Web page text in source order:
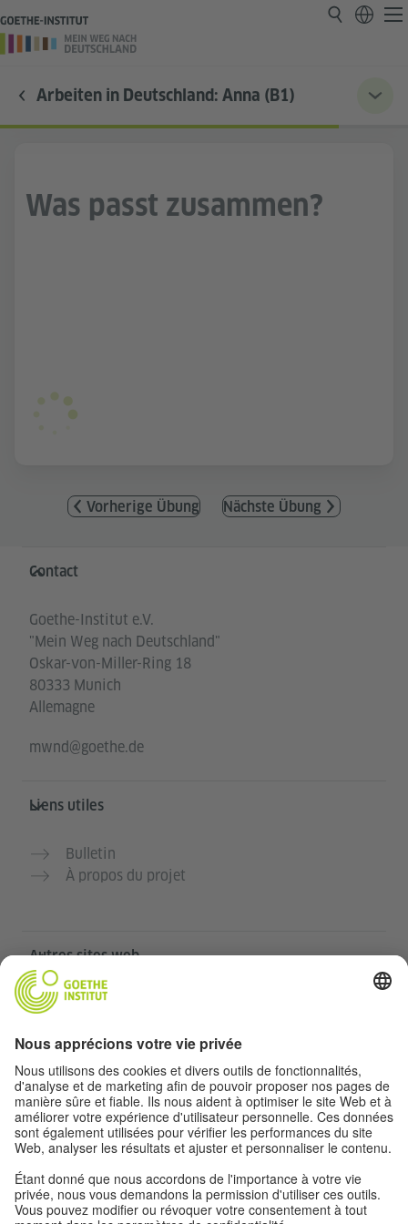
Arbeiten in Deutschland: Anna (B1)
Was passt zusammen?
Vorherige Übung Nächste Übung
Service- und Informationsbereich
Contact
Goethe-Institut e.V.
"Mein Weg nach Deutschland"
Oskar-von-Miller-Ring 18
80333 Munich
Allemagne
mwnd@goethe.de
Liens utiles
Bulletin
À propos du projet
Autres sites web
Communauté „Deutsch für dich“
Cours d’allemand de l’Institut Goethe
Portail pour enseignants „Deutschstunde“
Confidentialité et accessibilité
Paramètres de confidentialité
Accessibilité